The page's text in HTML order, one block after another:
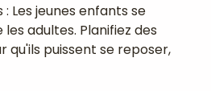
: Les jeunes enfants se
adultes. Planifiez des
qu'ils puissent se reposer,